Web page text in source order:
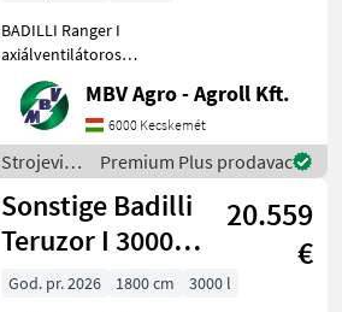
BADILLI Ranger I
axiálventilátoros
permetező Kertészeti
permetezők széles
választéka, most hihetetlen
jó áron! A Badilli céget
1982-ben alapították
Törökországban.
MBV Agro - Agroll Kft.
6000 Kecskemét
Strojevi
za zaštitu
bilja /
Sonstige
Premium Plus prodavac
Sonstige Badilli
Teruzor I 3000
liter I 18 méter
20.559
€
God. pr. 2026 1800 cm
3000 l